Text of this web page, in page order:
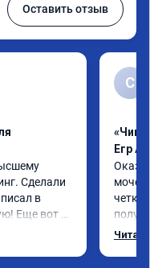
Оставить отзыв
Сделали
в
Еще вот
6 2016 год
С
«Чип
Егр
четко.